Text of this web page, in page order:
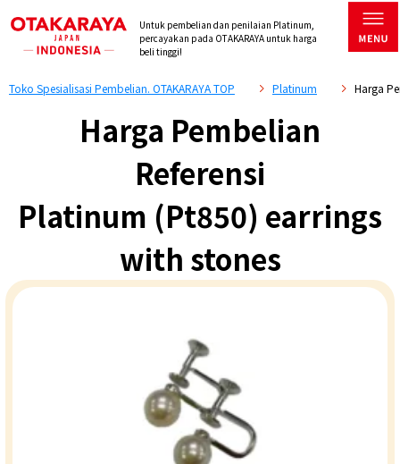
Untuk pembelian dan penilaian Platinum,
percayakan pada OTAKARAYA untuk harga
beli tinggi!
Toko Spesialisasi Pembelian. OTAKARAYA TOP Platinum Harga
Harga Pembelian
Referensi
Platinum (Pt850) earrings
with stones